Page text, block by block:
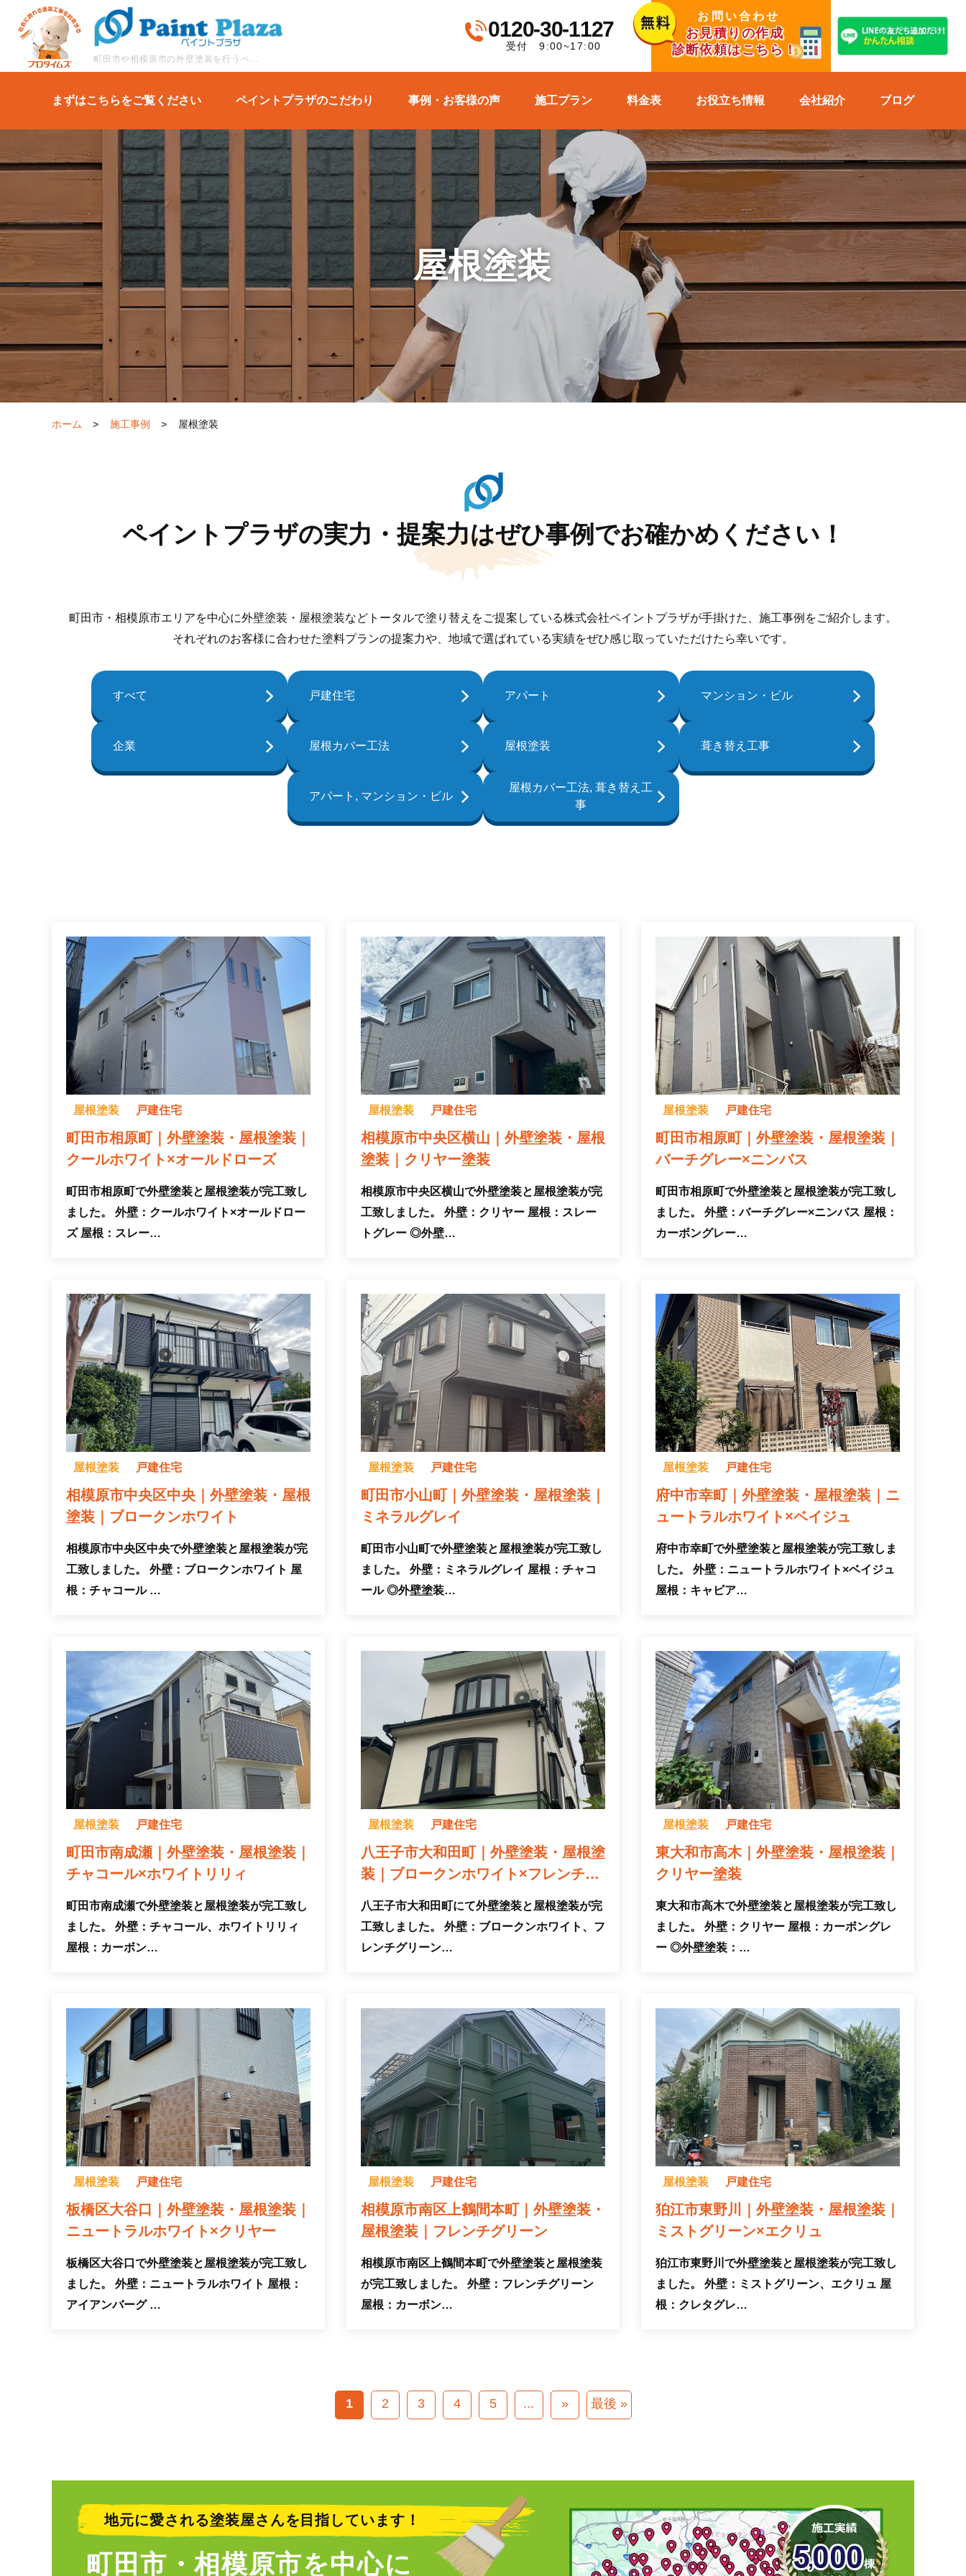
町田市や相模原市の外壁塗装を行うペイントプラザの施工事例を一覧でご紹介します。
0120-30-1127
受付 9:00~17:00
お問い合わせ
お見積りの作成
診断依頼はこちら！
まずはこちらをご覧ください ペイントプラザのこだわり 事例・お客様の声 施工プラン 料金表 お役立ち情報 会社紹介 ブログ
屋根塗装
ホーム > 施工事例 > 屋根塗装
ペイントプラザの実力・提案力はぜひ事例でお確かめください！
町田市・相模原市エリアを中心に外壁塗装・屋根塗装などトータルで塗り替えをご提案している株式会社ペイントプラザが手掛けた、施工事例をご紹介します。
それぞれのお客様に合わせた塗料プランの提案力や、地域で選ばれている実績をぜひ感じ取っていただけたら幸いです。
すべて 戸建住宅 アパート マンション・ビル
企業 屋根カバー工法 屋根塗装 葺き替え工事
アパート, マンション・ビル
屋根カバー工法, 葺き替え工
事
屋根塗装 戸建住宅
町田市相原町｜外壁塗装・屋根塗装｜
クールホワイト×オールドローズ
町田市相原町で外壁塗装と屋根塗装が完工致し
ました。 外壁：クールホワイト×オールドロー
ズ 屋根：スレー…
屋根塗装 戸建住宅
相模原市中央区横山｜外壁塗装・屋根
塗装｜クリヤー塗装
相模原市中央区横山で外壁塗装と屋根塗装が完
工致しました。 外壁：クリヤー 屋根：スレー
トグレー ◎外壁…
屋根塗装 戸建住宅
町田市相原町｜外壁塗装・屋根塗装｜
バーチグレー×ニンバス
町田市相原町で外壁塗装と屋根塗装が完工致し
ました。 外壁：バーチグレー×ニンバス 屋根：
カーボングレー…
屋根塗装 戸建住宅
相模原市中央区中央｜外壁塗装・屋根
塗装｜ブロークンホワイト
相模原市中央区中央で外壁塗装と屋根塗装が完
工致しました。 外壁：ブロークンホワイト 屋
根：チャコール …
屋根塗装 戸建住宅
町田市小山町｜外壁塗装・屋根塗装｜
ミネラルグレイ
町田市小山町で外壁塗装と屋根塗装が完工致し
ました。 外壁：ミネラルグレイ 屋根：チャコ
ール ◎外壁塗装…
屋根塗装 戸建住宅
府中市幸町｜外壁塗装・屋根塗装｜ニ
ュートラルホワイト×ベイジュ
府中市幸町で外壁塗装と屋根塗装が完工致しま
した。 外壁：ニュートラルホワイト×ベイジュ
屋根：キャビア…
屋根塗装 戸建住宅
町田市南成瀬｜外壁塗装・屋根塗装｜
チャコール×ホワイトリリィ
町田市南成瀬で外壁塗装と屋根塗装が完工致し
ました。 外壁：チャコール、ホワイトリリィ
屋根：カーボン…
屋根塗装 戸建住宅
八王子市大和田町｜外壁塗装・屋根塗
装｜ブロークンホワイト×フレンチグ
八王子市大和田町にて外壁塗装と屋根塗装が完
工致しました。 外壁：ブロークンホワイト、フ
レンチグリーン…
屋根塗装 戸建住宅
東大和市高木｜外壁塗装・屋根塗装｜
クリヤー塗装
東大和市高木で外壁塗装と屋根塗装が完工致し
ました。 外壁：クリヤー 屋根：カーボングレ
ー ◎外壁塗装：…
屋根塗装 戸建住宅
板橋区大谷口｜外壁塗装・屋根塗装｜
ニュートラルホワイト×クリヤー
板橋区大谷口で外壁塗装と屋根塗装が完工致し
ました。 外壁：ニュートラルホワイト 屋根：
アイアンバーグ …
屋根塗装 戸建住宅
相模原市南区上鶴間本町｜外壁塗装・
屋根塗装｜フレンチグリーン
相模原市南区上鶴間本町で外壁塗装と屋根塗装
が完工致しました。 外壁：フレンチグリーン
屋根：カーボン…
屋根塗装 戸建住宅
狛江市東野川｜外壁塗装・屋根塗装｜
ミストグリーン×エクリュ
狛江市東野川で外壁塗装と屋根塗装が完工致し
ました。 外壁：ミストグリーン、エクリュ 屋
根：クレタグレ…
1 2 3 4 5 ... » 最後 »
地元に愛される塗装屋さんを目指しています！
町田市・相模原市を中心に